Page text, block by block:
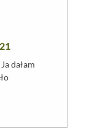
dałam